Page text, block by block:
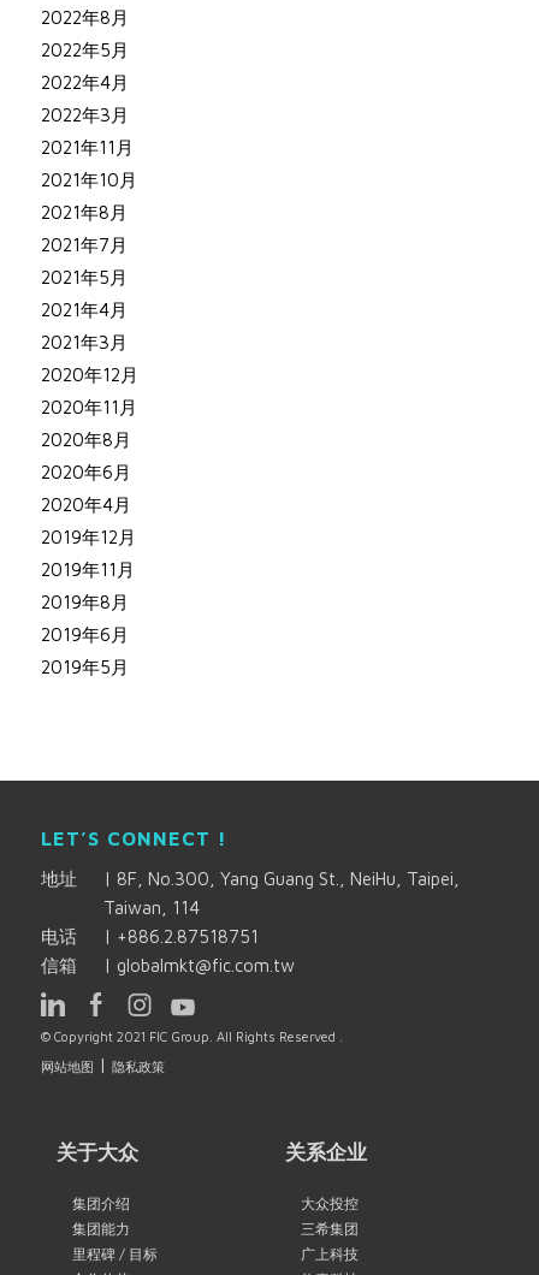
2022年8月
2022年5月
2022年4月
2022年3月
2021年11月
2021年10月
2021年8月
2021年7月
2021年5月
2021年4月
2021年3月
2020年12月
2020年11月
2020年8月
2020年6月
2020年4月
2019年12月
2019年11月
2019年8月
2019年6月
2019年5月
LET’S CONNECT !
地址 | 8F, No.300, Yang Guang St., NeiHu, Taipei,
Taiwan, 114
电话
| +886.2.87518751
信箱
| globalmkt@fic.com.tw
© Copyright 2021 FIC Group. All Rights Reserved .
网站地图
| 隐私政策
关于大众
集团介绍
集团能力
里程碑 / 目标
关系企业
大众投控
三希集团
广上科技